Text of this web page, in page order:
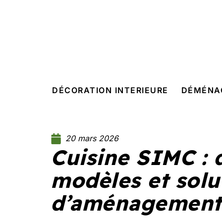
DÉCORATION INTERIEURE
20 mars 2026
Cuisine SIMC :
modèles et
d’aménagement